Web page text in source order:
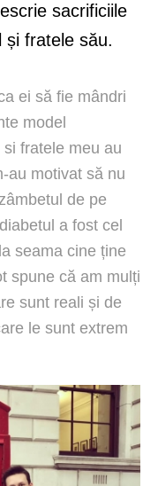
sacrificiile
și fratele său.
ei să fie mândri
model
fratele meu au
au motivat să nu
de pe
a fost cel
seama cine ține
spune că am mulți
sunt reali și de
le sunt extrem